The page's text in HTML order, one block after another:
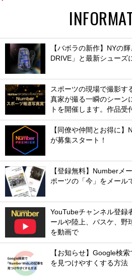
【バボラの新作】NYの
DRIVE」と最新シューズ
スポーツの現場で撮影す
真家が撮る一瞬のシーン
トを開催します。作品受
【同僚や仲間とお得に
が募集スタート！
【登録無料】Numberメ
ポーツの「今」をメール
YouTubeチャンネル登録
ールや陸上、バスケ、野
を動画で
【お知らせ】Google検
を見つけやすくする方法